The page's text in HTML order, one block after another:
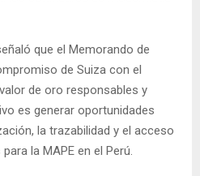
que el Memorando de
de Suiza con el
de oro responsables y
es generar oportunidades
la trazabilidad y el acceso
la MAPE en el Perú.